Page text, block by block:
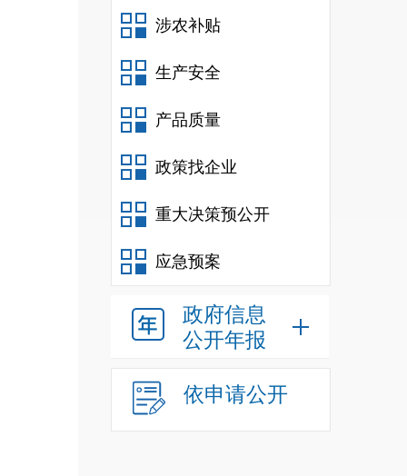
涉农补贴
生产安全
产品质量
政策找企业
重大决策预公开
应急预案
政府信息
公开年报
依申请公开